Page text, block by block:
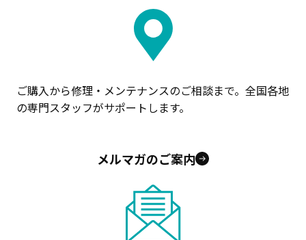
ご購入から修理・メンテナンスのご相談まで。全国各地
の専門スタッフがサポートします。
メルマガのご案内